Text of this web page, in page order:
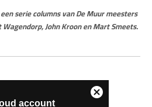
serie columns van De Muur meesters
John Kroon en Mart Smeets.